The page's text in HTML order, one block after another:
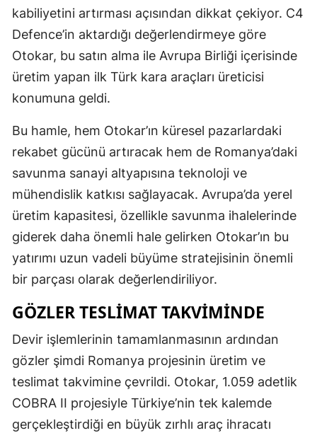
kabiliyetini artırması açısından dikkat çekiyor. C4
Defence’in aktardığı değerlendirmeye göre
Otokar, bu satın alma ile Avrupa Birliği içerisinde
üretim yapan ilk Türk kara araçları üreticisi
konumuna geldi.
Bu hamle, hem Otokar’ın küresel pazarlardaki
rekabet gücünü artıracak hem de Romanya’daki
savunma sanayi altyapısına teknoloji ve
mühendislik katkısı sağlayacak. Avrupa’da yerel
üretim kapasitesi, özellikle savunma ihalelerinde
giderek daha önemli hale gelirken Otokar’ın bu
yatırımı uzun vadeli büyüme stratejisinin önemli
bir parçası olarak değerlendiriliyor.
GÖZLER TESLIMAT TAKVIMINDE
Devir işlemlerinin tamamlanmasının ardından
gözler şimdi Romanya projesinin üretim ve
teslimat takvimine çevrildi. Otokar, 1.059 adetlik
COBRA II projesiyle Türkiye’nin tek kalemde
gerçekleştirdiği en büyük zırhlı araç ihracatı